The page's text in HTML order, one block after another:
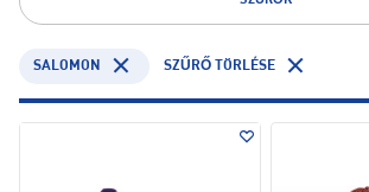
SALOMON SZŰRŐ TÖRLÉSE